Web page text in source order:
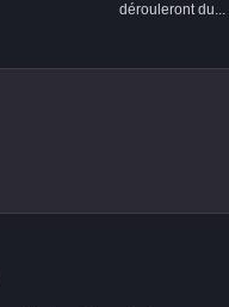
dérouleront du...